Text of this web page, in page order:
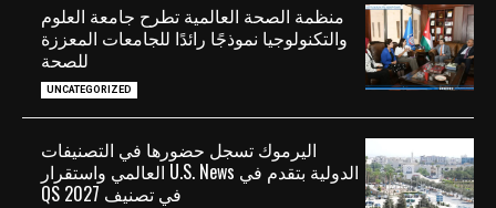
منظمة الصحة العالمية تطرح جامعة العلوم
والتكنولوجيا نموذجًا رائدًا للجامعات المعززة
للصحة
UNCATEGORIZED
اليرموك تسجل حضورها في التصنيفات
الدولية بتقدم في U.S. News العالمي واستقرار
في تصنيف QS 2027